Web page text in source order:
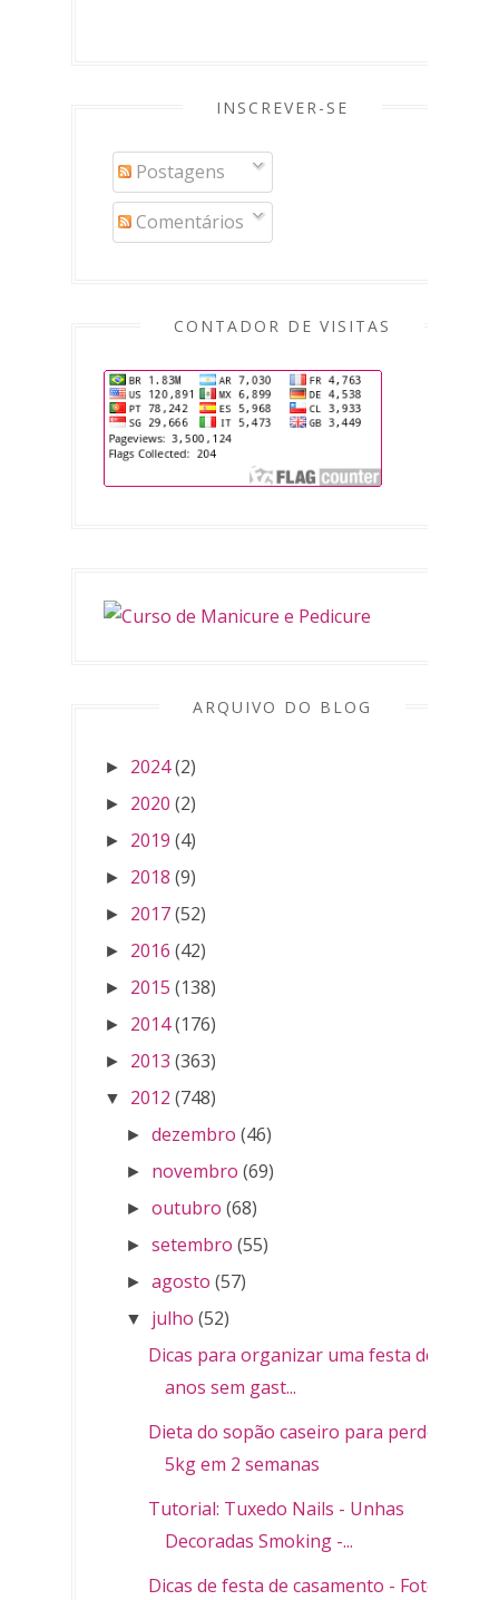
INSCREVER-SE
Postagens
Comentários
CONTADOR DE VISITAS
ARQUIVO DO BLOG
► 2024(2)
► 2020 (2)
► 2019 (4)
► 2018 (9)
► 2017(52)
► 2016 (42)
► 2015 (138)
► 2014(176)
► 2013 (363)
▼ 2012 (748)
►dezembro (46)
► novembro (69)
►outubro (68)
►setembro (55)
►agosto (57)
▼ julho (52)
Dicas para organizar uma festa de 15
anos sem gast...
Dieta do sopão caseiro para perder
5kg em 2 semanas
Tutorial: Tuxedo Nails - Unhas
Decoradas Smoking -...
Dicas de festa de casamento - Fotos